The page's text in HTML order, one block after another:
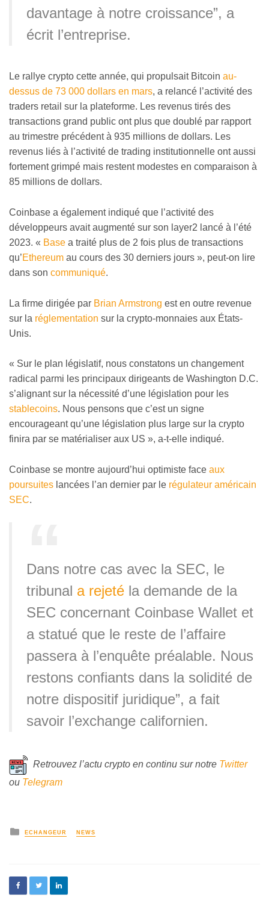
davantage à notre croissance”, a
écrit l’entreprise.
Le rallye crypto cette année, qui propulsait Bitcoin au-
dessus de 73 000 dollars en mars, a relancé l’activité des
traders retail sur la plateforme. Les revenus tirés des
transactions grand public ont plus que doublé par rapport
au trimestre précédent à 935 millions de dollars. Les
revenus liés à l’activité de trading institutionnelle ont aussi
fortement grimpé mais restent modestes en comparaison à
85 millions de dollars.
Coinbase a également indiqué que l’activité des
développeurs avait augmenté sur son layer2 lancé à l’été
2023. « Base a traité plus de 2 fois plus de transactions
qu’Ethereum au cours des 30 derniers jours », peut-on lire
dans son communiqué.
La firme dirigée par Brian Armstrong est en outre revenue
sur la réglementation sur la crypto-monnaies aux États-
Unis.
« Sur le plan législatif, nous constatons un changement
radical parmi les principaux dirigeants de Washington D.C.
s’alignant sur la nécessité d’une législation pour les
stablecoins. Nous pensons que c’est un signe
encourageant qu’une législation plus large sur la crypto
finira par se matérialiser aux US », a-t-elle indiqué.
Coinbase se montre aujourd’hui optimiste face aux
poursuites lancées l’an dernier par le régulateur américain
SEC.
Dans notre cas avec la SEC, le
tribunal a rejeté la demande de la
SEC concernant Coinbase Wallet et
a statué que le reste de l’affaire
passera à l’enquête préalable. Nous
restons confiants dans la solidité de
notre dispositif juridique”, a fait
savoir l’exchange californien.
Retrouvez l’actu crypto en continu sur notre Twitter
ou Telegram
ECHANGEUR NEWS